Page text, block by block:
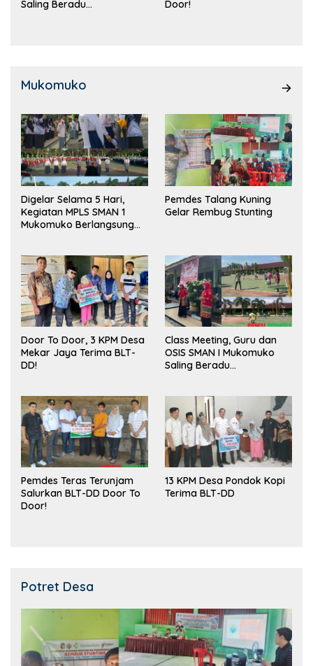
Saling Beradu
Door!
Mukomuko
Digelar Selama 5 Hari,
Kegiatan MPLS SMAN 1
Mukomuko Berlangsung
Pemdes Talang Kuning
Gelar Rembug Stunting
Door To Door, 3 KPM Desa
Mekar Jaya Terima BLT-
DD!
Class Meeting, Guru dan
OSIS SMAN I Mukomuko
Saling Beradu
Pemdes Teras Terunjam
Salurkan BLT-DD Door To
Door!
13 KPM Desa Pondok Kopi
Terima BLT-DD
Potret Desa